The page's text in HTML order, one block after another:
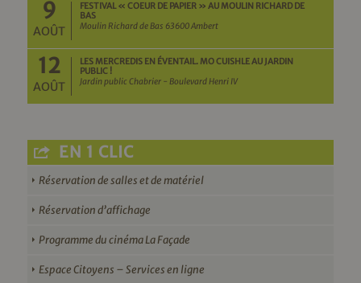
9
AOÛT
FESTIVAL « COEUR DE PAPIER » AU MOULIN RICHARD DE
BAS
Moulin Richard de Bas 63600 Ambert
12
AOÛT
LES MERCREDIS EN ÉVENTAIL. MO CUISHLE AU JARDIN
PUBLIC !
Jardin public Chabrier - Boulevard Henri IV
EN 1 CLIC
Réservation de salles et de matériel
Réservation d’affichage
Programme du cinéma La Façade
Espace Citoyens – Services en ligne